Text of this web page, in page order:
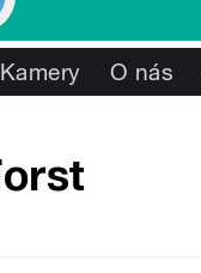
Kamery O nás